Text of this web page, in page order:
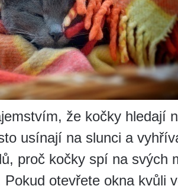
že kočky hledají
usínají na slunci a
proč kočky spí na svých
Pokud otevřete okna kvůli